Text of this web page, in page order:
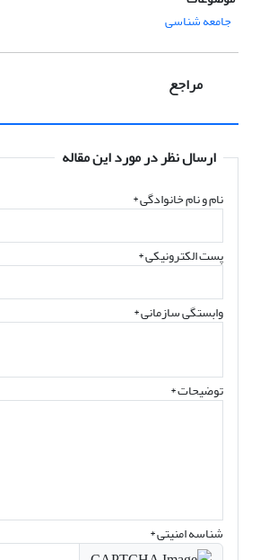
جامعه شناسی
مراجع
ارسال نظر در مورد این مقاله
نام و نام خانوادگی*
پست الکترونیکی*
وابستگی سازمانی *
توضیحات *
شناسه امنیتی *